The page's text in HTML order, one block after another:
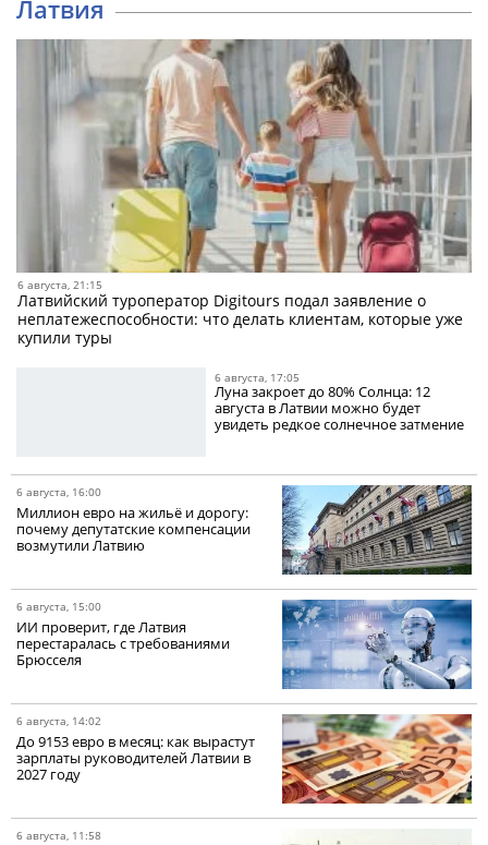
Латвия
6 августа, 21:15
Латвийский туроператор Digitours подал заявление о
неплатежеспособности: что делать клиентам, которые уже
купили туры
6 августа, 17:05
Луна закроет до 80% Солнца: 12
августа в Латвии можно будет
увидеть редкое солнечное затмение
6 августа, 16:00
Миллион евро на жильё и дорогу:
почему депутатские компенсации
возмутили Латвию
6 августа, 15:00
ИИ проверит, где Латвия
перестаралась с требованиями
Брюсселя
6 августа, 14:02
До 9153 евро в месяц: как вырастут
зарплаты руководителей Латвии в
2027 году
6 августа, 11:58